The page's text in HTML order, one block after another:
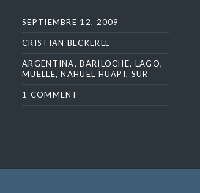
SEPTIEMBRE 12, 2009
CRISTIAN BECKERLE
ARGENTINA,BARILOCHE, LAGO,
MUELLE,NAHUEL HUAPI, SUR
1 COMMENT